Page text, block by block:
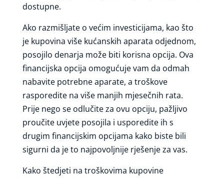
dostupne.
Ako razmišljate o većim investicijama, kao što
je kupovina više kućanskih aparata odjednom,
posojilo denarja može biti korisna opcija. Ova
financijska opcija omogućuje vam da odmah
nabavite potrebne aparate, a troškove
rasporedite na više manjih mjesečnih rata.
Prije nego se odlučite za ovu opciju, pažljivo
proučite uvjete posojila i usporedite ih s
drugim financijskim opcijama kako biste bili
sigurni da je to najpovoljnije rješenje za vas.
Kako štedjeti na troškovima kupovine